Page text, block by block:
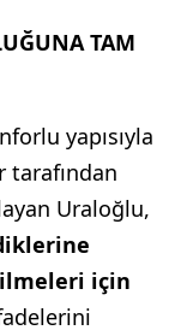
TAM
yapısıyla
tarafından
Uraloğlu,
için